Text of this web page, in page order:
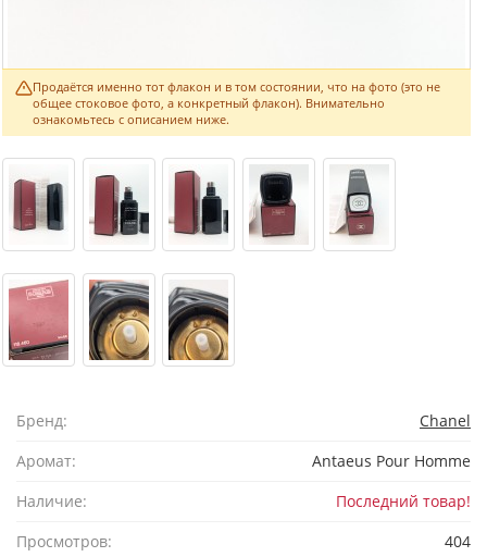
Продаётся именно тот флакон и в том состоянии, что на фото (это не
общее стоковое фото, а конкретный флакон). Внимательно
ознакомьтесь с описанием ниже.
Бренд:
Chanel
Аромат:
Antaeus Pour Homme
Наличие:
Последний товар!
Просмотров:
404